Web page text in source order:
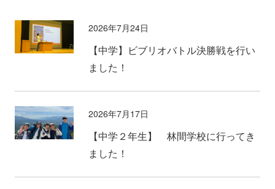
2026年7月24日
【中学】ビブリオバトル決勝戦を行い
ました！
2026年7月17日
【中学２年生】 林間学校に行ってき
ました！